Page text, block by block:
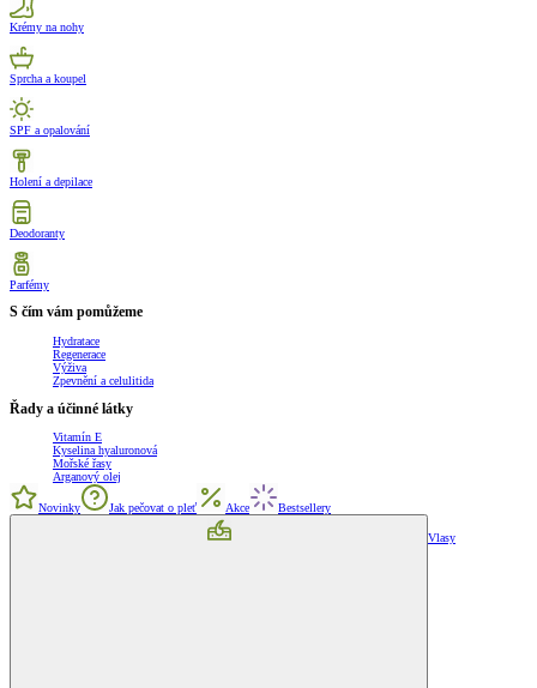
Krémy na nohy
Sprcha a koupel
SPF a opalování
Holení a depilace
Deodoranty
Parfémy
S čím vám pomůžeme
Hydratace
Regenerace
Výživa
Zpevnění a celulitida
Řady a účinné látky
Vitamín E
Kyselina hyaluronová
Mořské řasy
Arganový olej
Novinky Jak pečovat o pleť Akce Bestsellery
Vlasy